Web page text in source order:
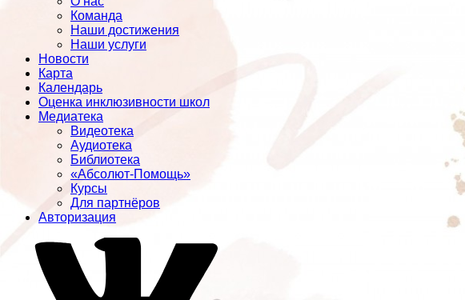
Команда
Наши достижения
Наши услуги
Новости
Карта
Календарь
Оценка инклюзивности школ
Медиатека
Видеотека
Аудиотека
Библиотека
«Абсолют-Помощь»
Курсы
Для партнёров
Авторизация